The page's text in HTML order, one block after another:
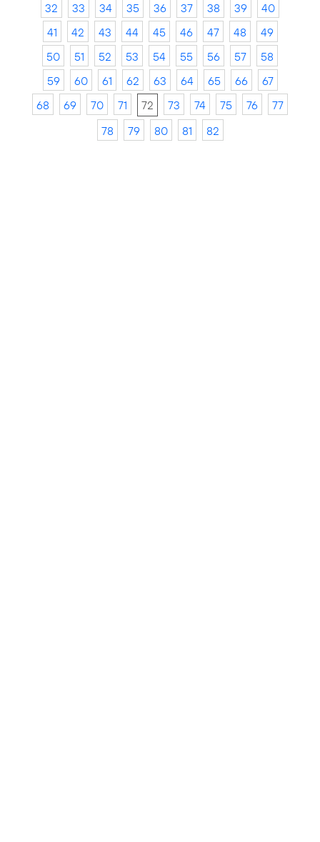
32
33 34 35 36 37 38 39
40
41
42 43 44 45 46 47 48
49
50
51 52 53 54 55 56 57
58
59
60 61 62 63 64 65 66
67
68
69 70 71 72 73 74 75 76
77
78
79 80 81 82